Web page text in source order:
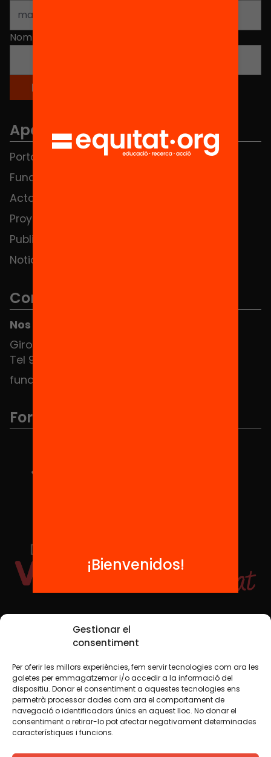
Gestionar el
consentiment
Per oferir les millors experiències, fem servir tecnologies com ara les
galetes per emmagatzemar i/o accedir a la informació del
dispositiu. Donar el consentiment a aquestes tecnologies ens
permetrà processar dades com ara el comportament de
navegació o identificadors únics en aquest lloc. No donar el
consentiment o retirar-lo pot afectar negativament determinades
característiques i funcions.
Nombre
Apartados
Portada
Fundación
Actos
Proyectos
Publicaciones y vídeos
Noticias
FAQS
Contacto
Nos puedes encontrar en el HUB Social
Girona 34, interior 08010 Barcelona
Tel 934 588 700
fundacio@equitat.org
Formamos parte de...
Redes sociales
TWT YTB IG FB IN
Aviso legalPolítica de cookies
¡Bienvenidos!